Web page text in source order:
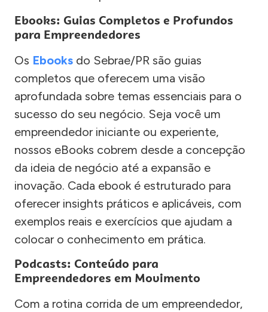
Ebooks: Guias Completos e Profundos
para Empreendedores
Os Ebooks do Sebrae/PR são guias
completos que oferecem uma visão
aprofundada sobre temas essenciais para o
sucesso do seu negócio. Seja você um
empreendedor iniciante ou experiente,
nossos eBooks cobrem desde a concepção
da ideia de negócio até a expansão e
inovação. Cada ebook é estruturado para
oferecer insights práticos e aplicáveis, com
exemplos reais e exercícios que ajudam a
colocar o conhecimento em prática.
Podcasts: Conteúdo para
Empreendedores em Movimento
Com a rotina corrida de um empreendedor,